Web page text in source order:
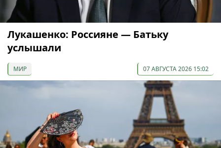
Лукашенко: Россияне — Батьку
услышали
МИР 07 АВГУСТА 2026 15:02